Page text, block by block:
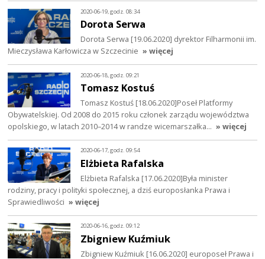
2020-06-19, godz. 08:34
Dorota Serwa
Dorota Serwa [19.06.2020] dyrektor Filharmonii im.
Mieczysława Karłowicza w Szczecinie » więcej
2020-06-18, godz. 09:21
Tomasz Kostuś
Tomasz Kostuś [18.06.2020]Poseł Platformy
Obywatelskiej. Od 2008 do 2015 roku członek zarządu województwa
opolskiego, w latach 2010–2014 w randze wicemarszałka… » więcej
2020-06-17, godz. 09:54
Elżbieta Rafalska
Elżbieta Rafalska [17.06.2020]Była minister
rodziny, pracy i polityki społecznej, a dziś europosłanka Prawa i
Sprawiedliwości » więcej
2020-06-16, godz. 09:12
Zbigniew Kuźmiuk
Zbigniew Kuźmiuk [16.06.2020] europoseł Prawa i